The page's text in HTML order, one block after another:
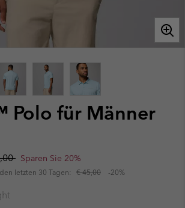
Polo für Männer
price:
Sparen Sie 20%
letzten 30 Tagen: € 45,00 -20%